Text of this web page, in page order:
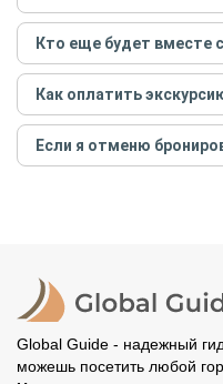
этого бронируйте
Только в случае
например, если
погоды аномально-
предупредит вас об
карту. Во всех
Кто еще будет вместе
Если экскурсия
только для вас и вашей
экскурсии будут другие
условий конкретной
Как оплатить
Создайте заказ на
предоплату как можно
путешественники не
организатору напрямую
Если я отменю
При отмене за 48
Global Guide - надежный
можешь посетить любой